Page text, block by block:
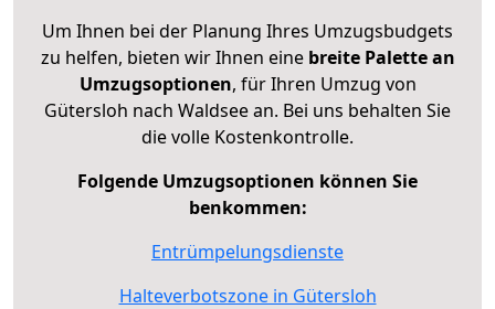
Um Ihnen bei der Planung Ihres Umzugsbudgets
zu helfen, bieten wir Ihnen eine breite Palette an
Umzugsoptionen, für Ihren Umzug von
Gütersloh nach Waldsee an. Bei uns behalten Sie
die volle Kostenkontrolle.
Folgende Umzugsoptionen können Sie
benkommen:
Entrümpelungsdienste
Halteverbotszone in Gütersloh